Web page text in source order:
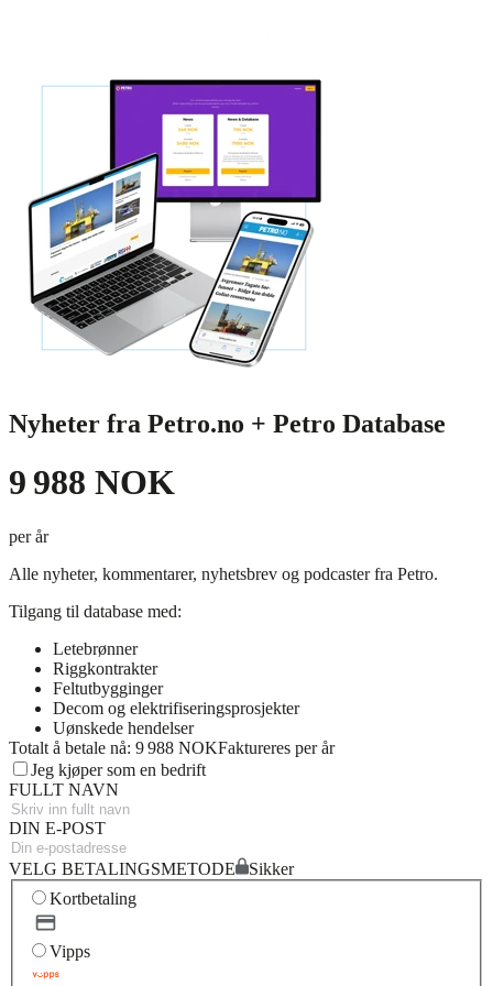
Nyheter fra Petro.no + Petro Database
9 988 NOK
per år
Alle nyheter, kommentarer, nyhetsbrev og podcaster fra Petro.
Tilgang til database med:
Letebrønner
Riggkontrakter
Feltutbygginger
Decom og elektrifiseringsprosjekter
Uønskede hendelser
Totalt å betale nå: 9 988 NOKFaktureres per år
Jeg kjøper som en bedrift
FULLT NAVN
DIN E-POST
VELG BETALINGSMETODE
Sikker
Kortbetaling
Vipps